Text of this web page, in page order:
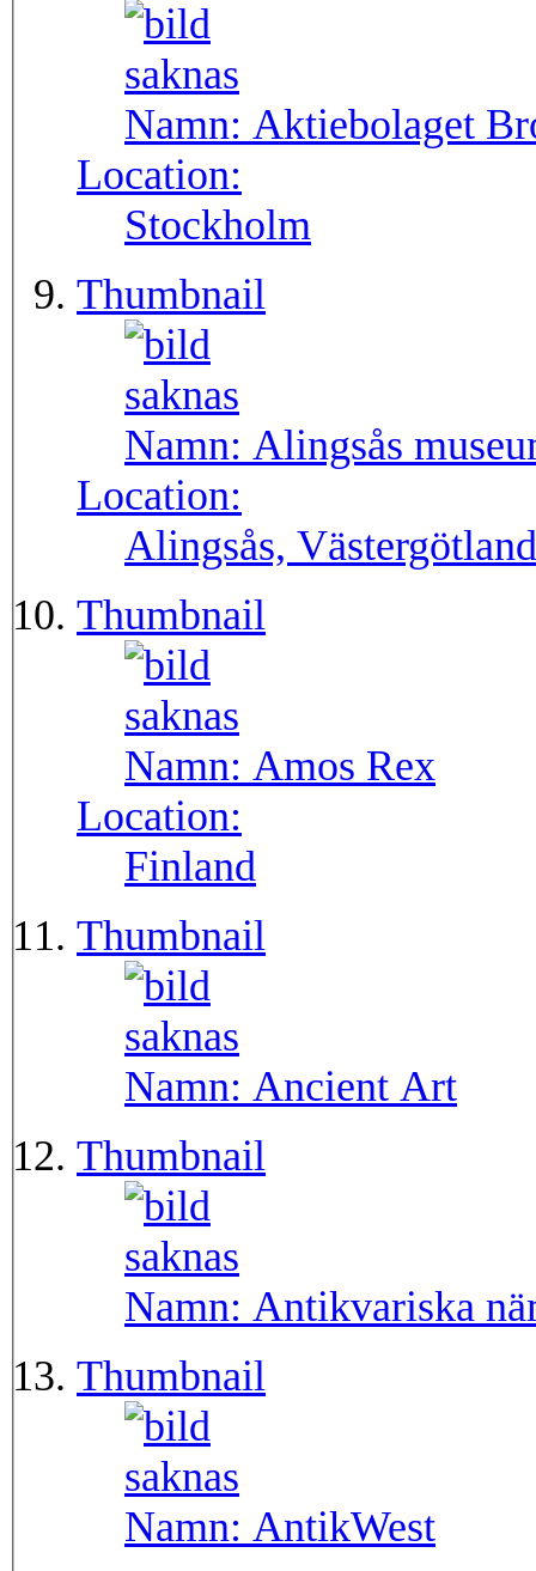
Namn: Aktiebolaget
Location:
Stockholm
Thumbnail
Namn: Alingsås
Location:
Alingsås, Västergötland
Thumbnail
Namn: Amos Rex
Location:
Finland
Thumbnail
Namn: Ancient Art
Thumbnail
Namn: Antikvariska
Thumbnail
Namn: AntikWest